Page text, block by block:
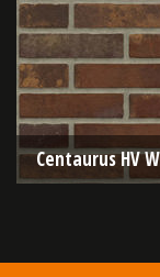
Centaurus HV
Type: